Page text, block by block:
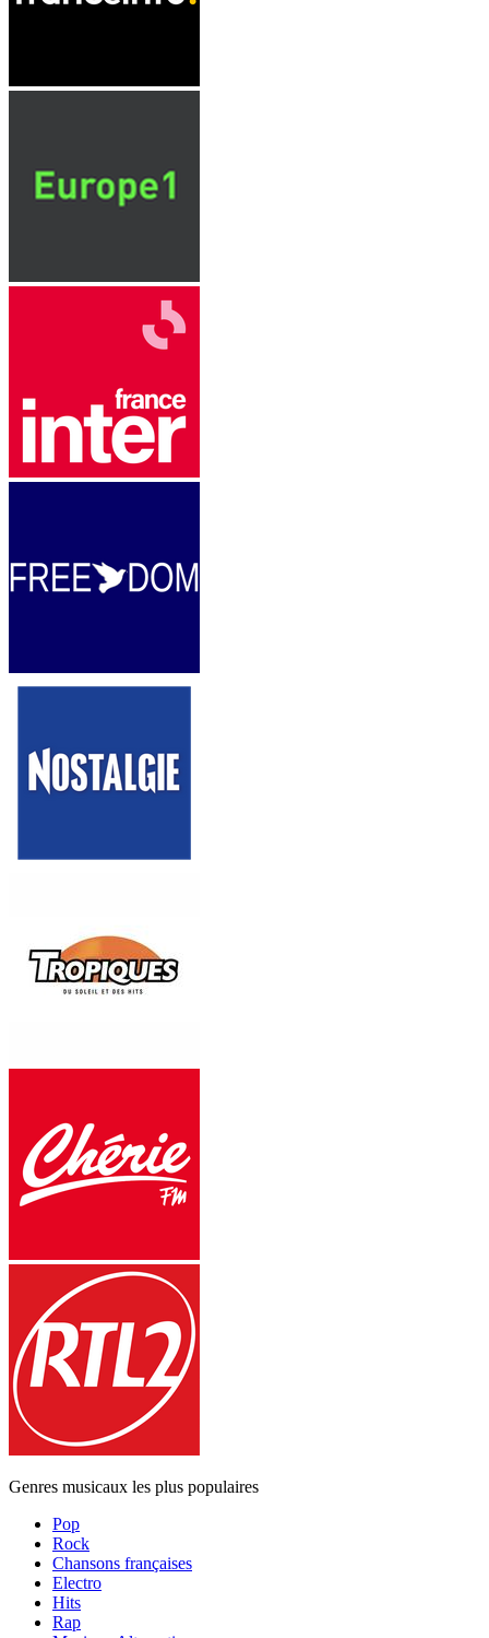
Genres musicaux les plus populaires
Pop
Rock
Chansons françaises
Electro
Hits
Rap